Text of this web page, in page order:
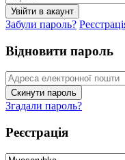
Забули пароль?
Відновити пароль
Згадали пароль?
Реєстрація